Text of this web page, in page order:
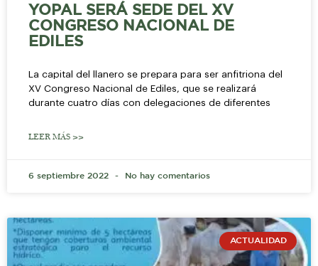
YOPAL SERÁ SEDE DEL XV
CONGRESO NACIONAL DE
EDILES
La capital del llanero se prepara para ser anfitriona del
XV Congreso Nacional de Ediles, que se realizará
durante cuatro días con delegaciones de diferentes
LEER MÁS >>
6 septiembre 2022 No hay comentarios
ACTUALIDAD